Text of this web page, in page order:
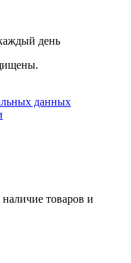
день
данных
товаров и